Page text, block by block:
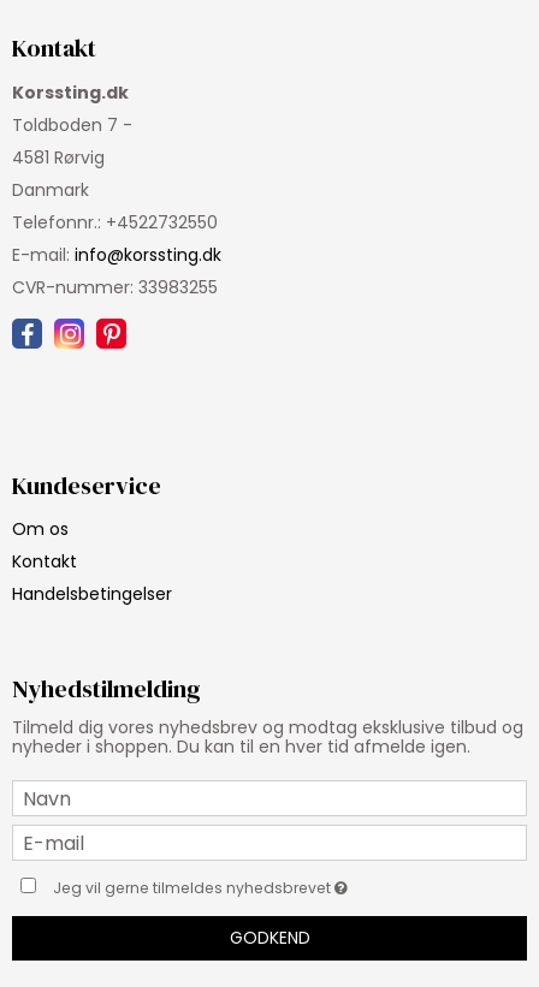
Kontakt
Korssting.dk
Toldboden 7 -
4581 Rørvig
Danmark
Telefonnr.: +4522732550
E-mail: info@korssting.dk
CVR-nummer: 33983255
Kundeservice
Om os
Kontakt
Handelsbetingelser
Nyhedstilmelding
Tilmeld dig vores nyhedsbrev og modtag eksklusive tilbud og
nyheder i shoppen. Du kan til en hver tid afmelde igen.
Jeg vil gerne tilmeldes nyhedsbrevet
GODKEND